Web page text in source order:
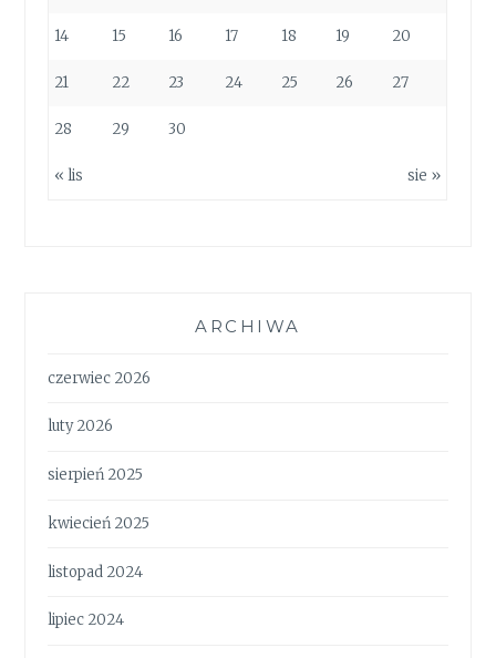
« lis sie »
14 15 16 17 18 19 20
21 22 23 24 25 26 27
28 29 30
ARCHIWA
czerwiec 2026
luty 2026
sierpień 2025
kwiecień 2025
listopad 2024
lipiec 2024